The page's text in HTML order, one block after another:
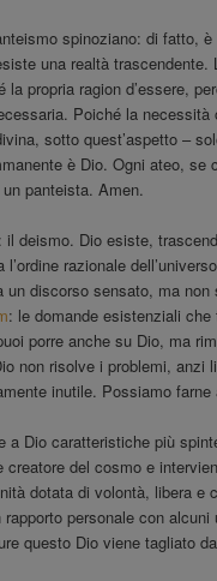
spinoziano: di fatto,
una realtà trascendente.
la propria ragion d’essere,
Poiché la necessità
sotto quest’aspetto –
è Dio. Ogni ateo, se
panteista. Amen.
deismo. Dio esiste,
razionale
un discorso sensato, ma non
: le domande esistenziali che
porre anche su Dio, ma
non risolve i problemi, anzi
inutile. Possiamo farne
a Dio caratteristiche più
creatore del cosmo e
dotata di volontà, libera e
rapporto personale con alcuni
questo Dio viene tagliato